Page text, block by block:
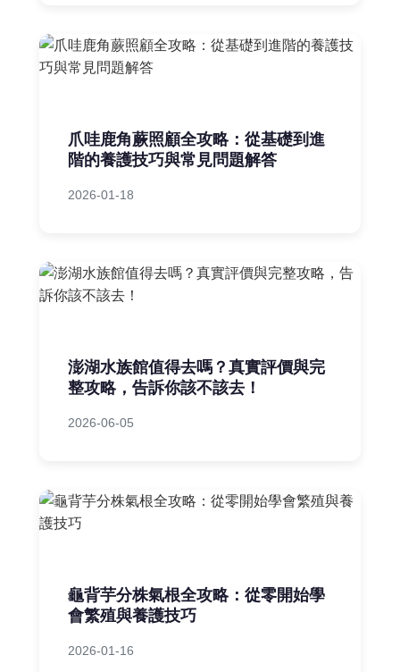
爪哇鹿角蕨照顧全攻略：從基礎到進
階的養護技巧與常見問題解答
2026-01-18
澎湖水族館值得去嗎？真實評價與完
整攻略，告訴你該不該去！
2026-06-05
龜背芋分株氣根全攻略：從零開始學
會繁殖與養護技巧
2026-01-16